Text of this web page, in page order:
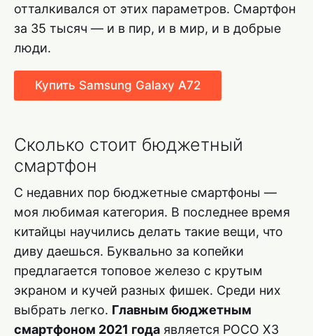
отталкивался от этих параметров. Смартфон
за 35 тысяч — и в пир, и в мир, и в добрые
люди.
Купить Samsung Galaxy A72
Сколько стоит бюджетный
смартфон
С недавних пор бюджетные смартфоны —
моя любимая категория. В последнее время
китайцы научились делать такие вещи, что
диву даешься. Буквально за копейки
предлагается топовое железо с крутым
экраном и кучей разных фишек. Среди них
выбрать легко. Главным бюджетным
смартфоном 2021 года является POCO X3